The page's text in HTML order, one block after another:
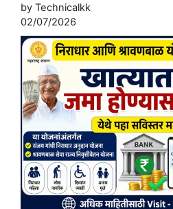
by Technicalkk
02/07/2026